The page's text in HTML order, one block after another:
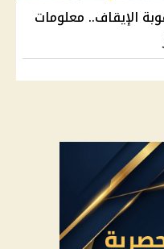
الإيقاف.. معلومات